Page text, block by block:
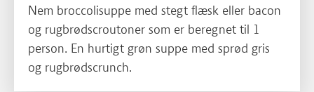
Nem broccolisuppe med stegt flæsk eller bacon
og rugbrødscroutoner som er beregnet til 1
person. En hurtigt grøn suppe med sprød gris
og rugbrødscrunch.